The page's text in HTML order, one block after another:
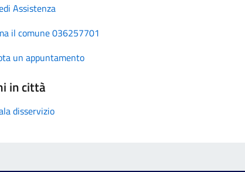
Assistenza
il comune 036257701
un appuntamento
in città
disservizio